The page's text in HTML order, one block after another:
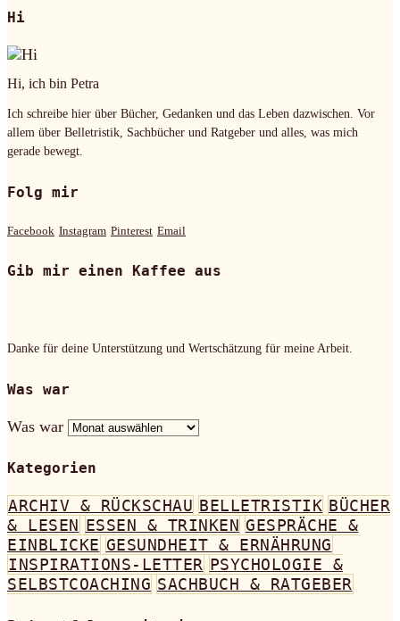
Hi
Hi, ich bin Petra
Ich schreibe hier über Bücher, Gedanken und das Leben dazwischen. Vor
allem über Belletristik, Sachbücher und Ratgeber und alles, was mich
gerade bewegt.
Folg mir
Facebook Instagram Pinterest Email
Gib mir einen Kaffee aus
Danke für deine Unterstützung und Wertschätzung für meine Arbeit.
Was war
Was war
Kategorien
ARCHIV & RÜCKSCHAU BELLETRISTIK BÜCHER
& LESEN ESSEN & TRINKEN GESPRÄCHE &
EINBLICKE GESUNDHEIT & ERNÄHRUNG
INSPIRATIONS-LETTER PSYCHOLOGIE &
SELBSTCOACHING SACHBUCH & RATGEBER